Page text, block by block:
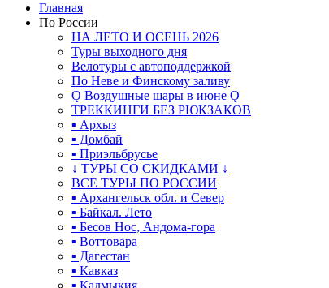
Главная
По России
НА ЛЕТО И ОСЕНЬ 2026
Туры выходного дня
Велотуры с автоподдержкой
По Неве и Финскому заливу
Ǫ Воздушные шары в июне Ǫ
ТРЕККИНГИ БЕЗ РЮКЗАКОВ
▪ Архыз
▪ Домбай
▪ Приэльбрусье
↓ ТУРЫ СО СКИДКАМИ ↓
ВСЕ ТУРЫ ПО РОССИИ
▪ Архангельск обл. и Север
▪ Байкал. Лето
▪ Бесов Нос, Андома-гора
▪ Воттовара
▪ Дагестан
▪ Кавказ
▪ Калмыкия